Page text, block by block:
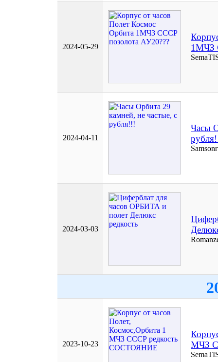
2024-05-29
1МЧЗ
2024-04-11
Часы
2024-03-03
2023-10-23
МЧЗ